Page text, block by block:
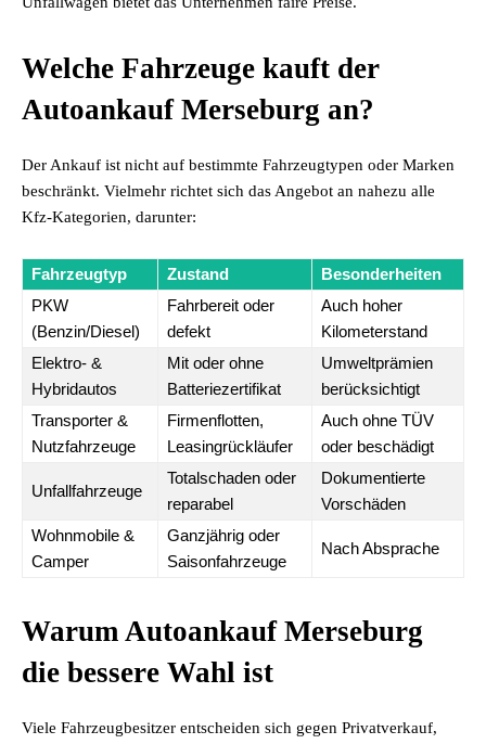
Welche Fahrzeuge kauft der
Autoankauf Merseburg an?
Der Ankauf ist nicht auf bestimmte Fahrzeugtypen oder Marken
beschränkt. Vielmehr richtet sich das Angebot an nahezu alle
Kfz-Kategorien, darunter:
Fahrzeugtyp Zustand
Besonderheiten
PKW
(Benzin/Diesel)
Fahrbereit oder
defekt
Auch hoher
Kilometerstand
Elektro- &
Hybridautos
Mit oder ohne
Batteriezertifikat
Umweltprämien
berücksichtigt
Transporter &
Nutzfahrzeuge
Firmenflotten,
Leasingrückläufer
Auch ohne TÜV
oder beschädigt
Unfallfahrzeuge
Totalschaden oder
reparabel
Dokumentierte
Vorschäden
Wohnmobile &
Camper
Ganzjährig oder
Saisonfahrzeuge
Nach Absprache
Warum Autoankauf Merseburg
die bessere Wahl ist
Viele Fahrzeugbesitzer entscheiden sich gegen Privatverkauf,